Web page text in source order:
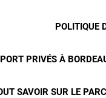
POLITIQUE
PRIVÉS À
SAVOIR SUR LE